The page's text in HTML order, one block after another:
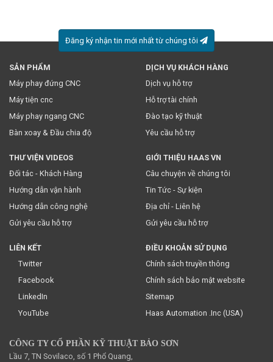
Đăng ký nhận tin mới nhất từ chúng tôi
* Việc này đồng nghĩa với việc bạn chấp nhậnchính sách
của chúng tôi.
SẢN PHẨM
Máy phay đứng CNC
Máy tiện cnc
Máy phay ngang CNC
Bàn xoay & Đầu chia độ
DỊCH VỤ KHÁCH HÀNG
Dịch vụ hỗ trợ
Hỗ trợ tài chính
Đào tạo kỹ thuật
Yêu cầu hỗ trợ
THƯ VIỆN VIDEOS
Đối tác - Khách Hàng
Hướng dẫn vận hành
Hướng dẫn công nghệ
Gửi yêu cầu hỗ trợ
GIỚI THIỆU HAAS VN
Câu chuyện về chúng tôi
Tin Tức - Sự kiện
Địa chỉ - Liên hệ
Gửi yêu cầu hỗ trợ
LIÊN KẾT
Twitter
Facebook
LinkedIn
YouTube
ĐIỀU KHOẢN SỬ DỤNG
Chính sách truyền thông
Chính sách bảo mật website
Sitemap
Haas Automation .Inc (USA)
CÔNG TY CỔ PHẦN KỸ THUẬT BẢO SƠN
Lầu 7, TN Sovilaco, số 1 Phổ Quang,